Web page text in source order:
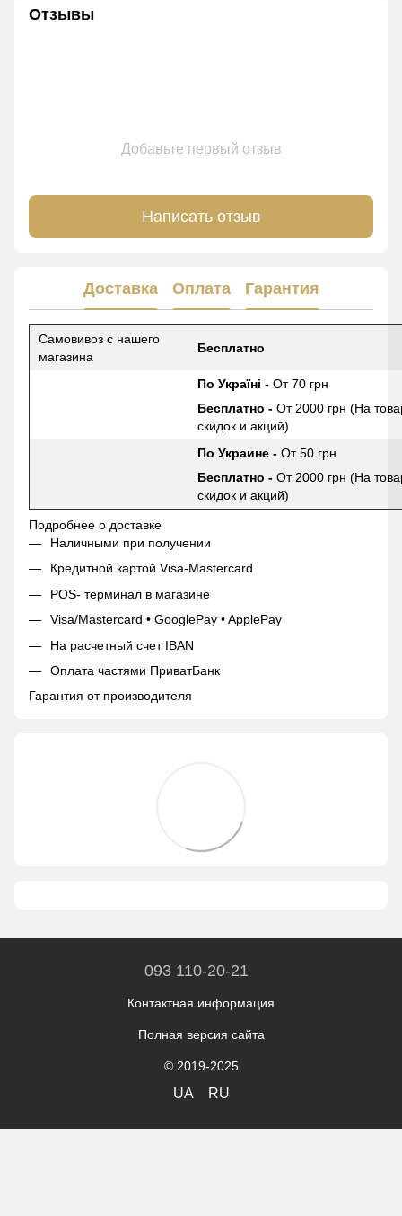
Отзывы
Добавьте первый отзыв
Написать отзыв
Доставка Оплата Гарантия
Самовивоз с нашего
магазина
Бесплатно
По Україні - От 70 грн
Бесплатно - От 2000 грн (На
скидок и акций)
По Украине - От 50 грн
Бесплатно - От 2000 грн (На
скидок и акций)
Подробнее о доставке
Наличными при получении
Кредитной картой Visa-Mastercard
POS- терминал в магазине
Visa/Mastercard • GooglePay • ApplePay
На расчетный счет IBAN
Оплата частями ПриватБанк
Гарантия от производителя
093 110-20-21
Контактная информация
Полная версия сайта
© 2019-2025
UA RU